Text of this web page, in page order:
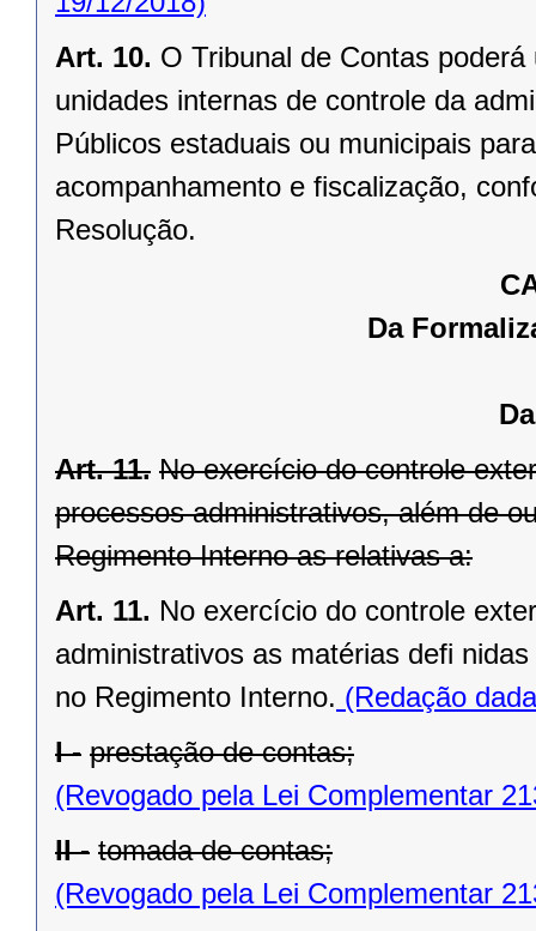
Art. 10. O Tribunal de Contas
unidades internas de controle da
Públicos estaduais ou municipais
acompanhamento e fiscalização,
Resolução.
Da
Art. 11. No exercício do controle
processos administrativos, além de
Regimento Interno as relativas a:
Art. 11. No exercício do controle
administrativos as matérias defi
no Regimento Interno. (Redação
I - prestação de contas;
(Revogado pela Lei Complementar
II - tomada de contas;
(Revogado pela Lei Complementar